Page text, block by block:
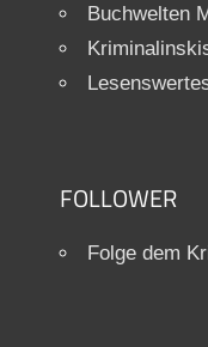
Buchwelten
FOLLOWER
Folge dem